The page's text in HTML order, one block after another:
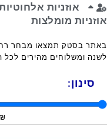
אוזניות
אוזניות מומלצות
באתר בסטק תמצאו מבחר רחב
לשנה ומשלוחים מהירים לכל
סינון:
₪